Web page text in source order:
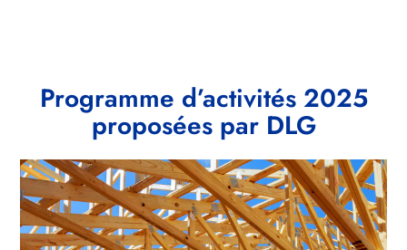
Programme d’activités 2025
proposées par DLG